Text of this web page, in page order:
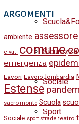
Sicurezza
Sociale
Sport
ARGOMENTI
ambiente assessore
civati comune
emergenza
Lavori Lavoro lombardia
Estense
sacro monte Scuola
Sociale sport strade teatro